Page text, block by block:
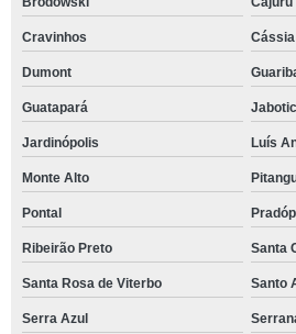
Cravinhos
Dumont
Guatapará
Jardinópolis Luís
Monte Alto
Pontal
Ribeirão Preto Santa
Santa Rosa de Viterbo Santo
Serra Azul